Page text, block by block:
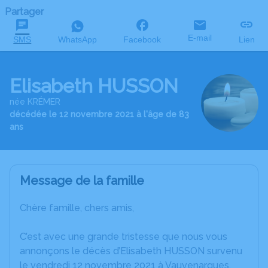
Partager
SMS WhatsApp Facebook E-mail Lien
Elisabeth HUSSON
née KRÉMER
décédée le 12 novembre 2021 à l'âge de 83
ans
Message de la famille
Chère famille, chers amis,
C’est avec une grande tristesse que nous vous
annonçons le décès d’Elisabeth HUSSON survenu
le vendredi 12 novembre 2021 à Vauvenargues.